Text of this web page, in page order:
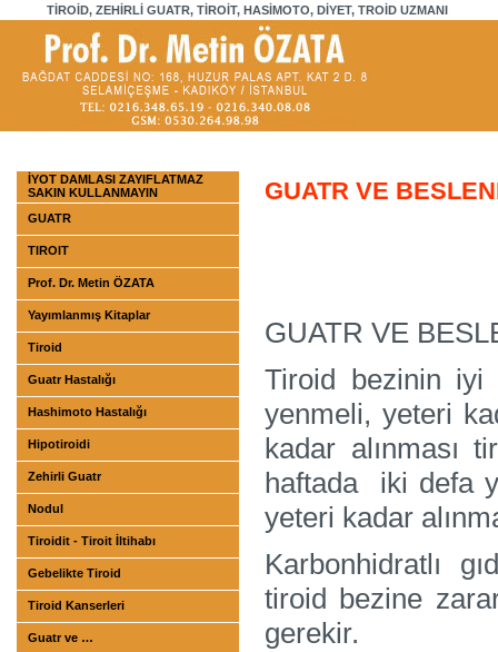
TİROİD, ZEHİRLİ GUATR, TİROİT, HASİMOTO, DİYET, TROİD UZMANI
İYOT DAMLASI ZAYIFLATMAZ
SAKIN KULLANMAYIN
GUATR
TIROIT
Prof. Dr. Metin ÖZATA
Yayımlanmış Kitaplar
Tiroid
Guatr Hastalığı
Hashimoto Hastalığı
Hipotiroidi
Zehirli Guatr
Nodul
Tiroidit - Tiroit İltihabı
Gebelikte Tiroid
Tiroid Kanserleri
Guatr ve …
GUATR VE
GUATR VE
Tiroid bezinin iyi
yenmeli, yeteri
kadar alınması
haftada iki defa
yeteri kadar
Karbonhidratlı
tiroid bezine
gerekir.